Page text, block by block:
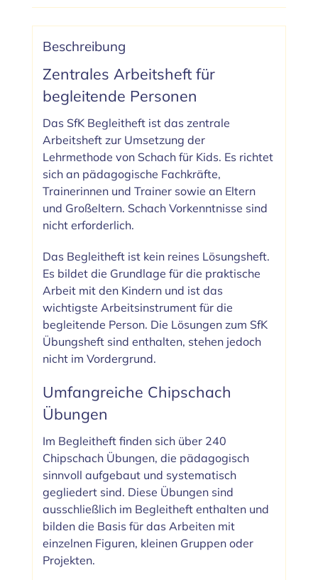
Beschreibung
Zentrales Arbeitsheft für
begleitende Personen
Das SfK Begleitheft ist das zentrale
Arbeitsheft zur Umsetzung der
Lehrmethode von Schach für Kids. Es richtet
sich an pädagogische Fachkräfte,
Trainerinnen und Trainer sowie an Eltern
und Großeltern. Schach Vorkenntnisse sind
nicht erforderlich.
Das Begleitheft ist kein reines Lösungsheft.
Es bildet die Grundlage für die praktische
Arbeit mit den Kindern und ist das
wichtigste Arbeitsinstrument für die
begleitende Person. Die Lösungen zum SfK
Übungsheft sind enthalten, stehen jedoch
nicht im Vordergrund.
Umfangreiche Chipschach
Übungen
Im Begleitheft finden sich über 240
Chipschach Übungen, die pädagogisch
sinnvoll aufgebaut und systematisch
gegliedert sind. Diese Übungen sind
ausschließlich im Begleitheft enthalten und
bilden die Basis für das Arbeiten mit
einzelnen Figuren, kleinen Gruppen oder
Projekten.